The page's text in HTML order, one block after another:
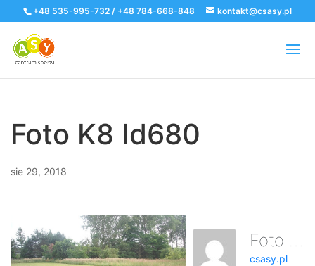
+48 535-995-732 / +48 784-668-848 kontakt@csasy.pl
Foto K8 Id680
sie 29, 2018
Foto K8 Id680
csasy.pl